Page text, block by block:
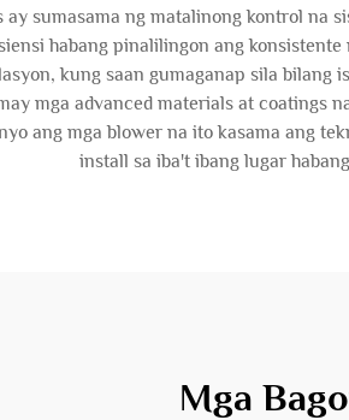
sumasama ng matalinong kontrol na
habang pinalilingon ang
kung saan gumaganap sila
mga advanced materials at coatings
ang mga blower na ito kasama ang
install sa iba't ibang lugar
Mga